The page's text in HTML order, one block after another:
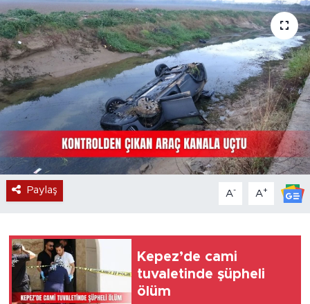
Paylaş A- A+
Kepez’de cami
tuvaletinde şüpheli
ölüm
Politika
Resmi İlanlar
Sağlık
Spor
Turizm